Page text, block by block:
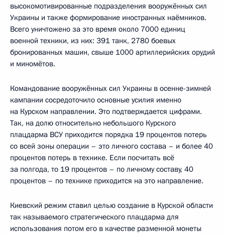
высокомотивированные подразделения вооружённых сил
Украины и также формирование иностранных наёмников.
Всего уничтожено за это время около 7000 единиц
военной техники, из них: 391 танк, 2780 боевых
бронированных машин, свыше 1000 артиллерийских орудий
и миномётов.
Командование вооружённых сил Украины в осенне-зимней
кампании сосредоточило основные усилия именно
на Курском направлении. Это подтверждается цифрами.
Так, на долю относительно небольшого Курского
плацдарма ВСУ приходится порядка 19 процентов потерь
со всей зоны операции – это личного состава – и более 40
процентов потерь в технике. Если посчитать всё
за полгода, то 19 процентов – по личному составу, 40
процентов – по технике приходится на это направление.
Киевский режим ставил целью создание в Курской области
так называемого стратегического плацдарма для
использования потом его в качестве разменной монеты